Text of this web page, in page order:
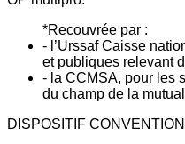
*Recouvrée par :
- l’Urssaf Caisse
et publiques relevant
- la CCMSA, pour les
du champ de la
DISPOSITIF